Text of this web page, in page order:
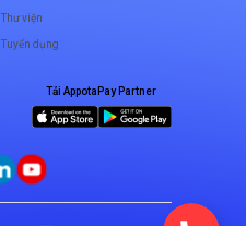
Thư viện
Tuyển dụng
Tải AppotaPay Partner